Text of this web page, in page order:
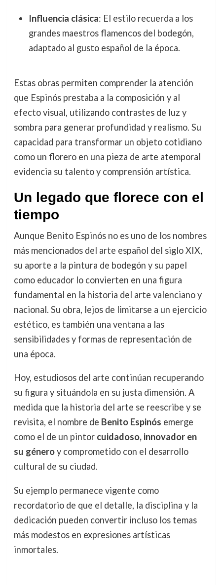
Influencia clásica: El estilo recuerda a los
grandes maestros flamencos del bodegón,
adaptado al gusto español de la época.
Estas obras permiten comprender la atención
que Espinós prestaba a la composición y al
efecto visual, utilizando contrastes de luz y
sombra para generar profundidad y realismo. Su
capacidad para transformar un objeto cotidiano
como un florero en una pieza de arte atemporal
evidencia su talento y comprensión artística.
Un legado que florece con el
tiempo
Aunque Benito Espinós no es uno de los nombres
más mencionados del arte español del siglo XIX,
su aporte a la pintura de bodegón y su papel
como educador lo convierten en una figura
fundamental en la historia del arte valenciano y
nacional. Su obra, lejos de limitarse a un ejercicio
estético, es también una ventana a las
sensibilidades y formas de representación de
una época.
Hoy, estudiosos del arte continúan recuperando
su figura y situándola en su justa dimensión. A
medida que la historia del arte se reescribe y se
revisita, el nombre de Benito Espinós emerge
como el de un pintor cuidadoso, innovador en
su géneroy comprometido con el desarrollo
cultural de su ciudad.
Su ejemplo permanece vigente como
recordatorio de que el detalle, la disciplina y la
dedicación pueden convertir incluso los temas
más modestos en expresiones artísticas
inmortales.